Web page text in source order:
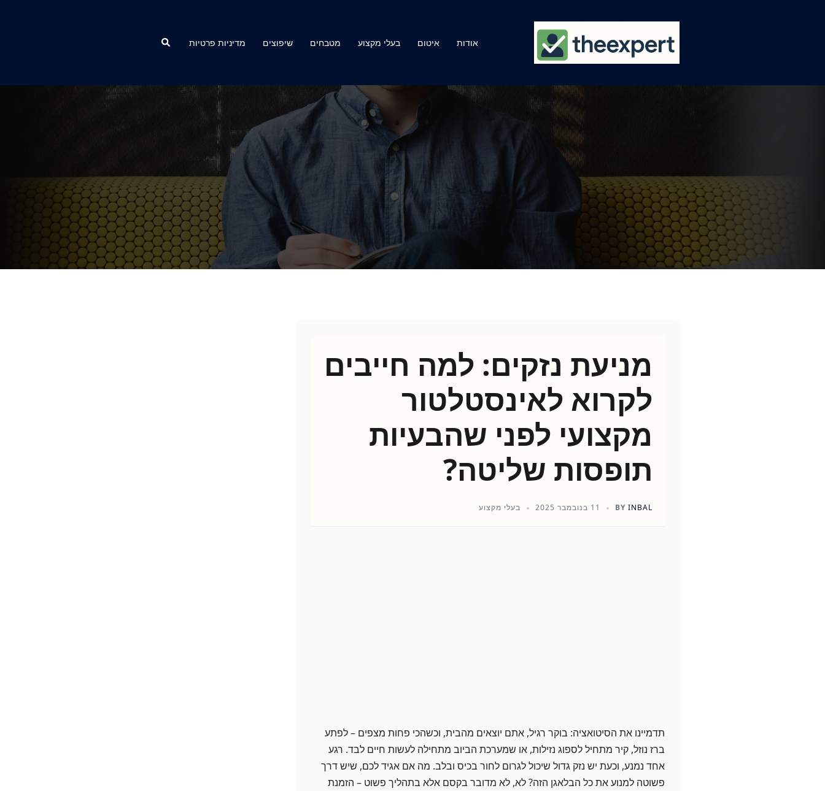
אודות איטום בעלי מקצוע מטבחים שיפוצים מדיניות פרטיות Search
מניעת נזקים: למה חייבים
לקרוא לאינסטלטור
מקצועי לפני שהבעיות
תופסות שליטה?
BY INBAL 11 בנובמבר 2025 בעלי מקצוע
תדמיינו את הסיטואציה: בוקר רגיל, אתם יוצאים מהבית, וכשהכי פחות מצפים – לפתע
ברז נוזל, קיר מתחיל לספוג נזילות, או שמערכת הביוב מתחילה לעשות חיים לבד. רגע
אחד נמנע, וכעת יש נזק גדול שיכול לגרום לחור בכיס ובלב. מה אם אגיד לכם, שיש דרך
פשוטה למנוע את כל הבלאגן הזה? לא, לא מדובר בקסם אלא בתהליך פשוט – הזמנת